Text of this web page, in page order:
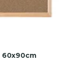
60x90cm